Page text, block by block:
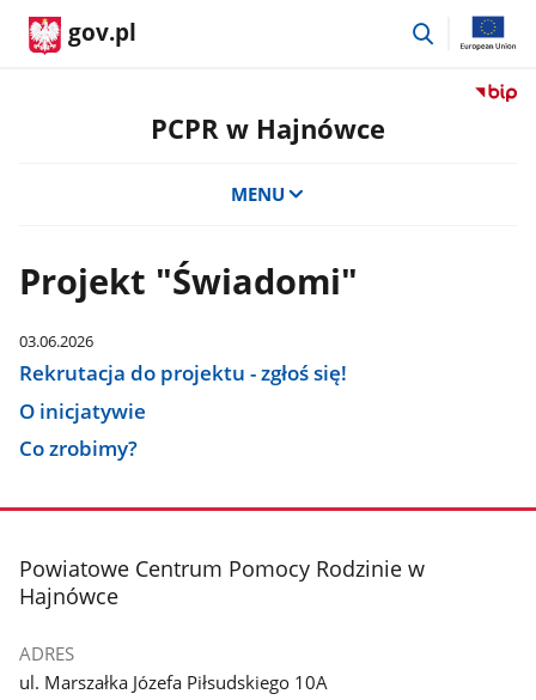
gov.pl
przejdź
Przejdź
PCPR w Hajnówce
MENU
Projekt "Świadomi"
03.06.2026
Rekrutacja do projektu - zgłoś się!
O inicjatywie
Co zrobimy?
stopka
Powiatowe Centrum Pomocy Rodzinie w
Hajnówce
ADRES
ul. Marszałka Józefa Piłsudskiego 10A